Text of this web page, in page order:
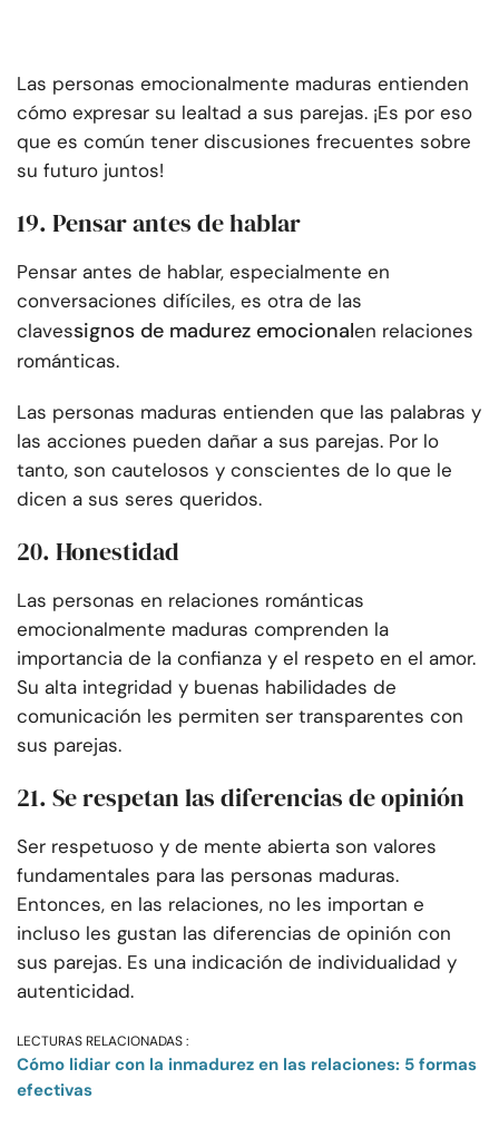
Las personas emocionalmente maduras entienden
cómo expresar su lealtad a sus parejas. ¡Es por eso
que es común tener discusiones frecuentes sobre
su futuro juntos!
19. Pensar antes de hablar
Pensar antes de hablar, especialmente en
conversaciones difíciles, es otra de las
clavessignos de madurez emocionalen relaciones
románticas.
Las personas maduras entienden que las palabras y
las acciones pueden dañar a sus parejas. Por lo
tanto, son cautelosos y conscientes de lo que le
dicen a sus seres queridos.
20. Honestidad
Las personas en relaciones románticas
emocionalmente maduras comprenden la
importancia de la confianza y el respeto en el amor.
Su alta integridad y buenas habilidades de
comunicación les permiten ser transparentes con
sus parejas.
21. Se respetan las diferencias de opinión
Ser respetuoso y de mente abierta son valores
fundamentales para las personas maduras.
Entonces, en las relaciones, no les importan e
incluso les gustan las diferencias de opinión con
sus parejas. Es una indicación de individualidad y
autenticidad.
LECTURAS RELACIONADAS :
Cómo lidiar con la inmadurez en las relaciones: 5 formas
efectivas